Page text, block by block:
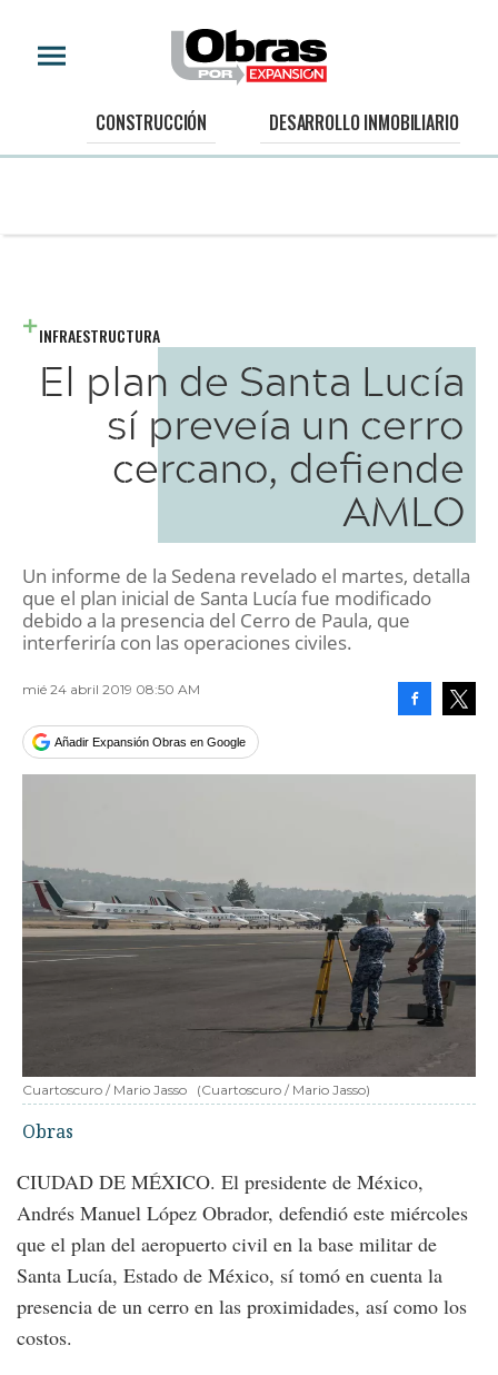
CONSTRUCCIÓN DESARROLLO INMOBILIARIO
INFRAESTRUCTURA
El plan de Santa Lucía
sí preveía un cerro
cercano, defiende
AMLO
Un informe de la Sedena revelado el martes, detalla
que el plan inicial de Santa Lucía fue modificado
debido a la presencia del Cerro de Paula, que
interferiría con las operaciones civiles.
mié 24 abril 2019 08:50 AM
Añadir Expansión Obras en Google
Cuartoscuro / Mario Jasso (Cuartoscuro / Mario Jasso)
Obras
CIUDAD DE MÉXICO. El presidente de México,
Andrés Manuel López Obrador, defendió este miércoles
que el plan del aeropuerto civil en la base militar de
Santa Lucía, Estado de México, sí tomó en cuenta la
presencia de un cerro en las proximidades, así como los
costos.